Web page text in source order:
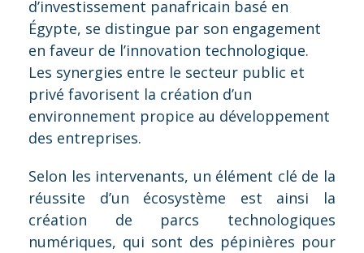
d’investissement panafricain basé en
Égypte, se distingue par son engagement
en faveur de l’innovation technologique.
Les synergies entre le secteur public et
privé favorisent la création d’un
environnement propice au développement
des entreprises.
Selon les intervenants, un élément clé de la
réussite d’un écosystème est ainsi la
création de parcs technologiques
numériques, qui sont des pépinières pour